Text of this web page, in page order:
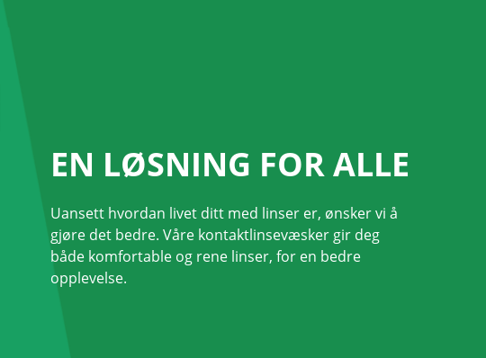
EN LØSNING FOR ALLE
Uansett hvordan livet ditt med linser er, ønsker vi å
gjøre det bedre. Våre kontaktlinsevæsker gir deg
både komfortable og rene linser, for en bedre
opplevelse.